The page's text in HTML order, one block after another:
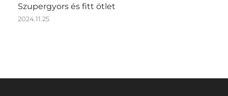
Szupergyors és fitt ötlet
2024.11.25